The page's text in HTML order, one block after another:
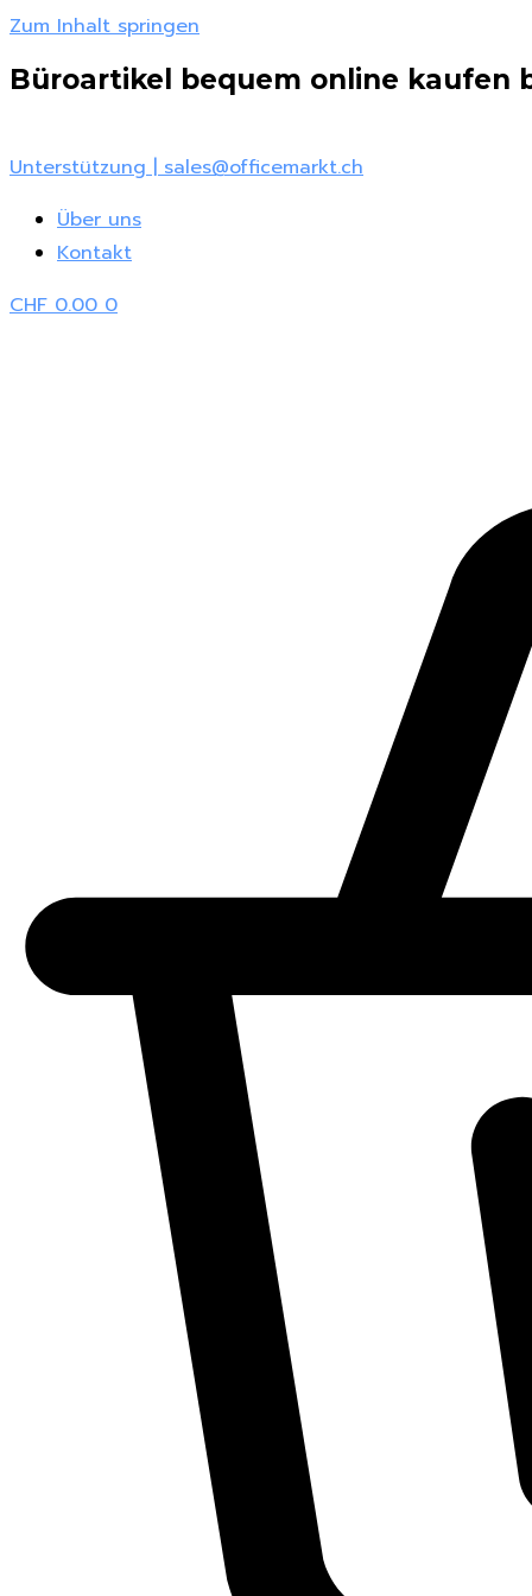
Zum Inhalt springen
Büroartikel bequem online kaufen
Unterstützung | sales@officemarkt.ch
Über uns
Kontakt
CHF0.00 0